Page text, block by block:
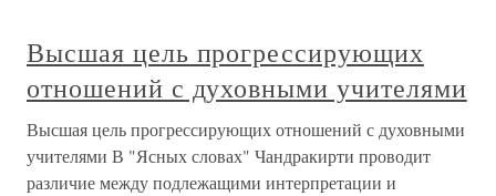
Высшая цель прогрессирующих
отношений с духовными учителями
Высшая цель прогрессирующих отношений с духовными
учителями В "Ясных словах" Чандракирти проводит
различие между подлежащими интерпретации и